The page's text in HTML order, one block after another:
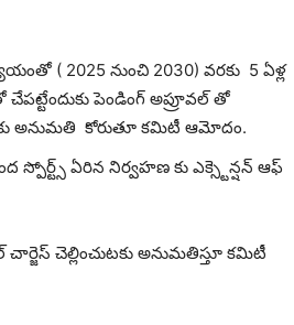
( 2025 నుంచి 2030) వరకు 5 ఏళ్ల
పెండింగ్ అప్రూవల్ తో
అనుమతి కోరుతూ కమిటీ ఆమోదం.
స్పోర్ట్స్ ఏరిన నిర్వహణ కు ఎక్స్టెన్షన్ ఆఫ్
చార్జెస్ చెల్లించుటకు అనుమతిస్తూ కమిటీ